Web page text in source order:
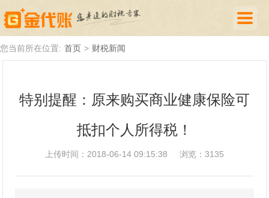
代理记账
厦门落户
财税新闻
关于我们
您当前所在位置: 首页 > 财税新闻
特别提醒：原来购买商业健康保险可
抵扣个人所得税！
上传时间：2018-06-14 09:15:38 浏览：3135